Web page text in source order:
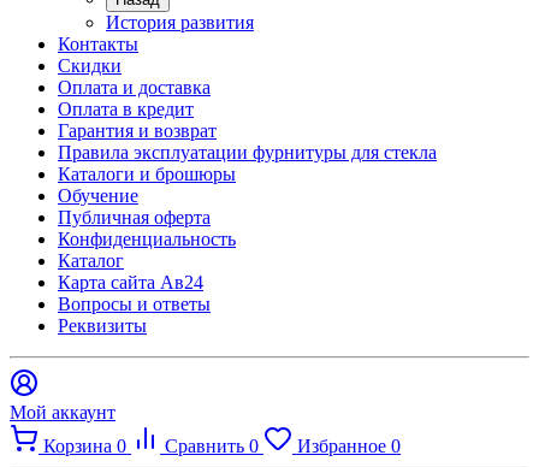
История развития
Контакты
Скидки
Оплата и доставка
Оплата в кредит
Гарантия и возврат
Правила эксплуатации фурнитуры для стекла
Каталоги и брошюры
Обучение
Публичная оферта
Конфиденциальность
Каталог
Карта сайта Ав24
Вопросы и ответы
Реквизиты
Мой аккаунт
Корзина 0 Сравнить 0 Избранное 0